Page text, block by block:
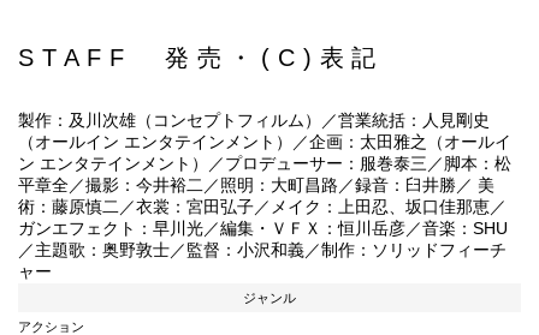
STAFF 発売・(C)表記
製作：及川次雄（コンセプトフィルム）／営業統括：人見剛史
（オールイン エンタテインメント）／企画：太田雅之（オールイ
ン エンタテインメント）／プロデューサー：服巻泰三／脚本：松
平章全／撮影：今井裕二／照明：大町昌路／録音：臼井勝／ 美
術：藤原慎二／衣裳：宮田弘子／メイク：上田忍、坂口佳那恵／
ガンエフェクト：早川光／編集・ＶＦＸ：恒川岳彦／音楽：SHU
／主題歌：奥野敦士／監督：小沢和義／制作：ソリッドフィーチ
ャー
ジャンル
アクション